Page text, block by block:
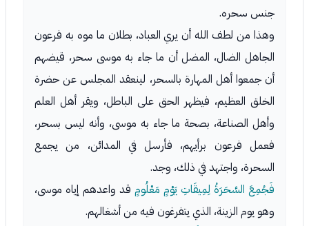
جنس سحره.
وهذا من لطف الله أن يري العباد، بطلان ما موه به فرعون
الجاهل الضال، المضل أن ما جاء به موسى سحر، قيضهم
أن جمعوا أهل المهارة بالسحر، لينعقد المجلس عن حضرة
الخلق العظيم، فيظهر الحق على الباطل، ويقر أهل العلم
وأهل الصناعة، بصحة ما جاء به موسى، وأنه ليس بسحر،
فعمل فرعون برأيهم، فأرسل في المدائن، من يجمع
السحرة، واجتهد في ذلك، وجد.
فَجُمِعَ السَّحَرَةُ لِمِيقَاتِ يَوْمٍ مَعْلُومٍ قد واعدهم إياه موسى،
وهو يوم الزينة، الذي يتفرغون فيه من أشغالهم.